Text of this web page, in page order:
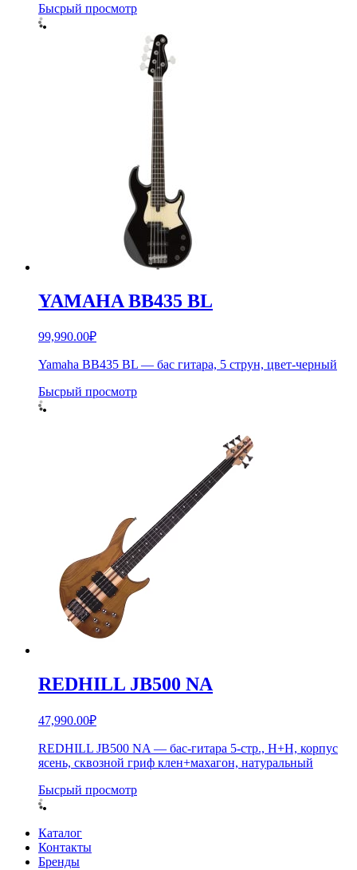
Бысрый просмотр
YAMAHA BB435 BL
99,990.00₽
Yamaha BB435 BL — бас гитара, 5 струн, цвет-черный
Бысрый просмотр
REDHILL JB500 NA
47,990.00₽
REDHILL JB500 NA — бас-гитара 5-стр., H+H, корпус
ясень, сквозной гриф клен+махагон, натуральный
Бысрый просмотр
Каталог
Контакты
Бренды